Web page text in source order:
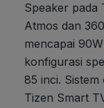
Speaker pada
Atmos dan
mencapai
konfigurasi
85 inci.
Tizen Smart